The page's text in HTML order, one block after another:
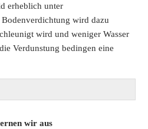
erheblich unter
wird dazu
wird und weniger Wasser
Verdunstung bedingen eine
wir aus